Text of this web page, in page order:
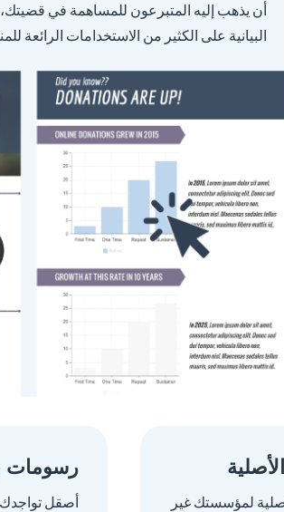
أن يذهب إليه المتبرعون للمساهمة في
البيانية على الكثير من الاستخدامات الرائعة
لمؤسستك غير
رسومات
أصقل